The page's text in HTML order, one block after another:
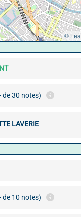
©
de 30 notes)
LAVERIE
de 10 notes)